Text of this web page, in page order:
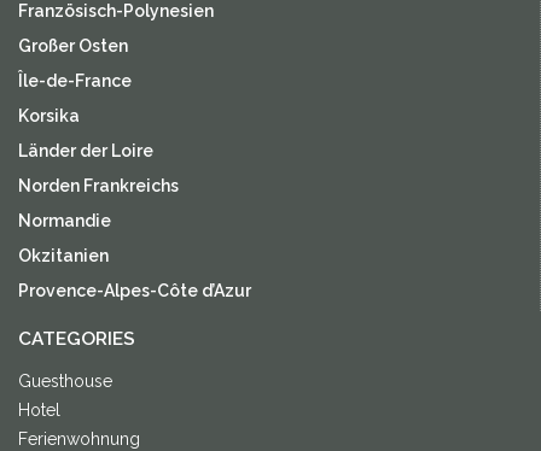
Französisch-Polynesien
Großer Osten
Île-de-France
Korsika
Länder der Loire
Norden Frankreichs
Normandie
Okzitanien
Provence-Alpes-Côte d’Azur
CATEGORIES
Guesthouse
Hotel
Ferienwohnung